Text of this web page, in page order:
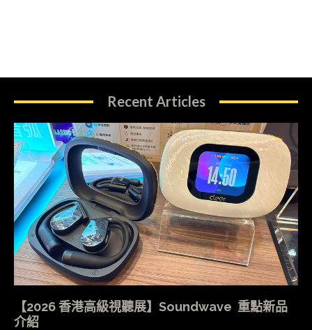
Recent Articles
【2026 香港高級視聽展】Soundwave 重點新品
介紹